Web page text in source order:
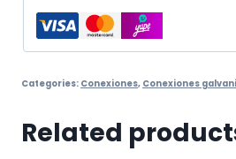
Categories: Conexiones, Conexiones
Related